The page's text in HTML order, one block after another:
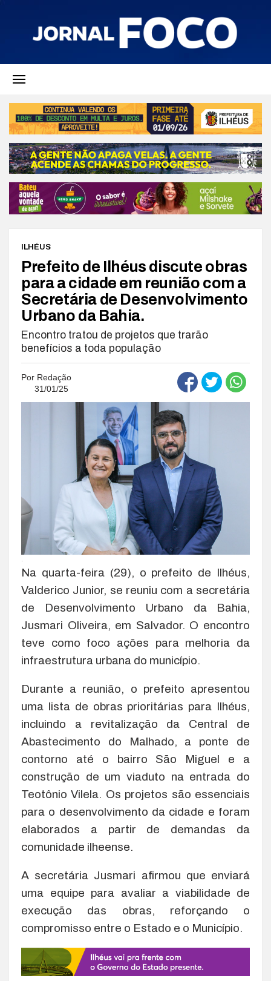
ILHÉUS
Prefeito de Ilhéus discute obras
para a cidade em reunião com a
Secretária de Desenvolvimento
Urbano da Bahia.
Encontro tratou de projetos que trarão
benefícios a toda população
Por Redação
31/01/25
Na quarta-feira (29), o prefeito de Ilhéus,
Valderico Junior, se reuniu com a secretária
de Desenvolvimento Urbano da Bahia,
Jusmari Oliveira, em Salvador. O encontro
teve como foco ações para melhoria da
infraestrutura urbana do município.
Durante a reunião, o prefeito apresentou
uma lista de obras prioritárias para Ilhéus,
incluindo a revitalização da Central de
Abastecimento do Malhado, a ponte de
contorno até o bairro São Miguel e a
construção de um viaduto na entrada do
Teotônio Vilela. Os projetos são essenciais
para o desenvolvimento da cidade e foram
elaborados a partir de demandas da
comunidade ilheense.
A secretária Jusmari afirmou que enviará
uma equipe para avaliar a viabilidade de
execução das obras, reforçando o
compromisso entre o Estado e o Município.